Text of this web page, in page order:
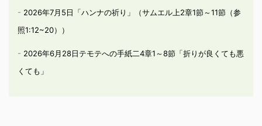
2026年7月5日「ハンナの祈り」（サムエル上2章1節～11節（参
照1:12~20））
2026年6月28日テモテへの手紙二4章1～8節「折りが良くても悪
くても」